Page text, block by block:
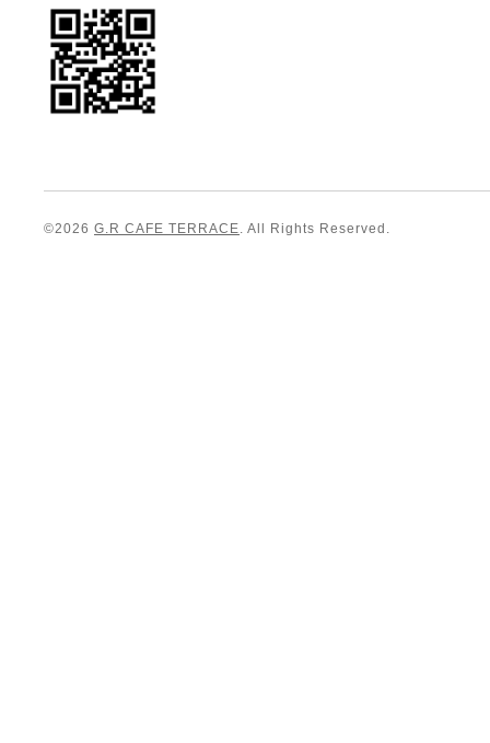
©2026 G.R CAFE TERRACE. All Rights Reserved.